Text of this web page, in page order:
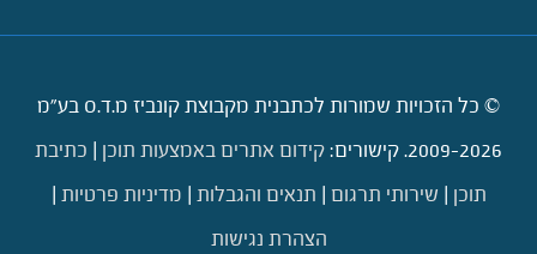
© כל הזכויות שמורות לכתבנית מקבוצת קונביז מ.ד.ס בע"מ
2009-2026. קישורים:
קידום אתרים באמצעות תוכן
כתיבת
תוכן
שירותי תרגום תנאים והגבלות מדיניות פרטיות
הצהרת נגישות